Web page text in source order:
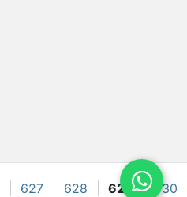
627 628 629 630